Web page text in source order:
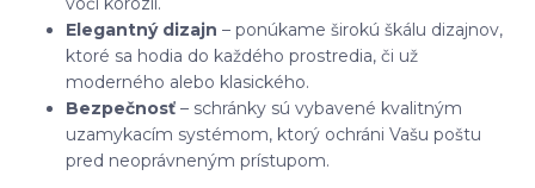
Elegantný dizajn – ponúkame širokú škálu dizajnov,
ktoré sa hodia do každého prostredia, či už
moderného alebo klasického.
Bezpečnosť – schránky sú vybavené kvalitným
uzamykacím systémom, ktorý ochráni Vašu poštu
pred neoprávneným prístupom.